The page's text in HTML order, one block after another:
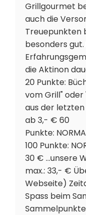
Grillgourmet
auch die
Treuepunkten
besonders
die Aktinon
20 Punkte:
vom Grill" oder
aus der letzten
ab 3,- € 60
Punkte:
100 Punkte:
30 € ...unsere
max.: 33,- €
Webseite)
Spass beim